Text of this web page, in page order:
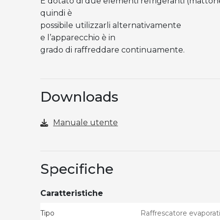
quindi è
possibile utilizzarli alternativamente
e l’apparecchio è in
grado di raffreddare continuamente.
Downloads
Manuale utente
Specifiche
Caratteristiche
Tipo Raffrescatore